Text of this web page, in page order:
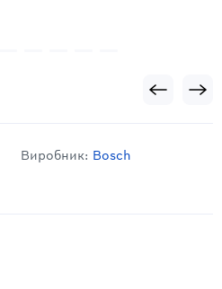
Виробник: Bosch